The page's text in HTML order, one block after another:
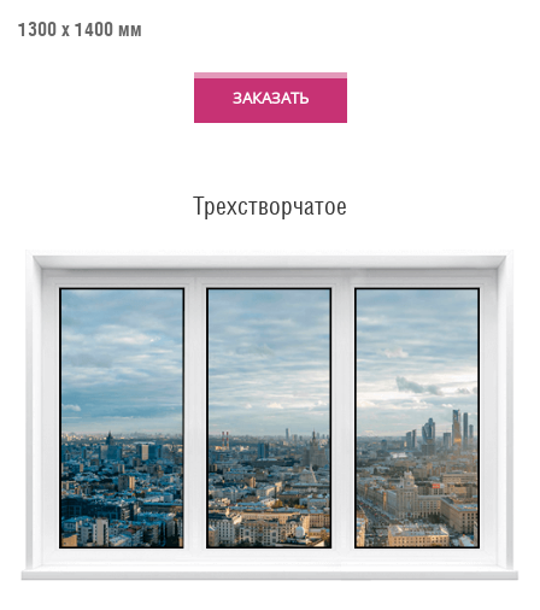
1300 х 1400 мм
ЗАКАЗАТЬ
Трехстворчатое